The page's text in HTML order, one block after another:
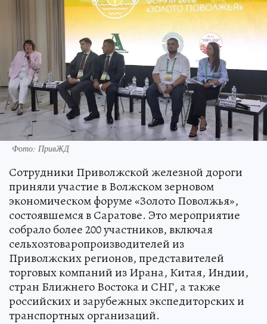
Фото: ПривЖД
Сотрудники Приволжской железной дороги
приняли участие в Волжском зерновом
экономическом форуме «Золото Поволжья»,
состоявшемся в Саратове. Это мероприятие
собрало более 200 участников, включая
сельхозтоваропроизводителей из
Приволжских регионов, представителей
торговых компаний из Ирана, Китая, Индии,
стран Ближнего Востока и СНГ, а также
российских и зарубежных экспедиторских и
транспортных организаций.